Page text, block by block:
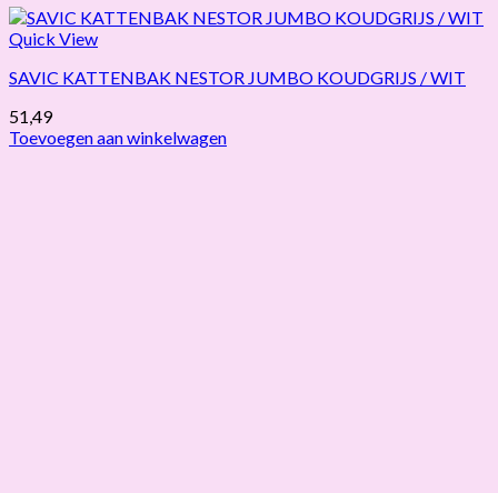
Quick View
SAVIC KATTENBAK NESTOR JUMBO KOUDGRIJS / WIT
51,49
Toevoegen aan winkelwagen